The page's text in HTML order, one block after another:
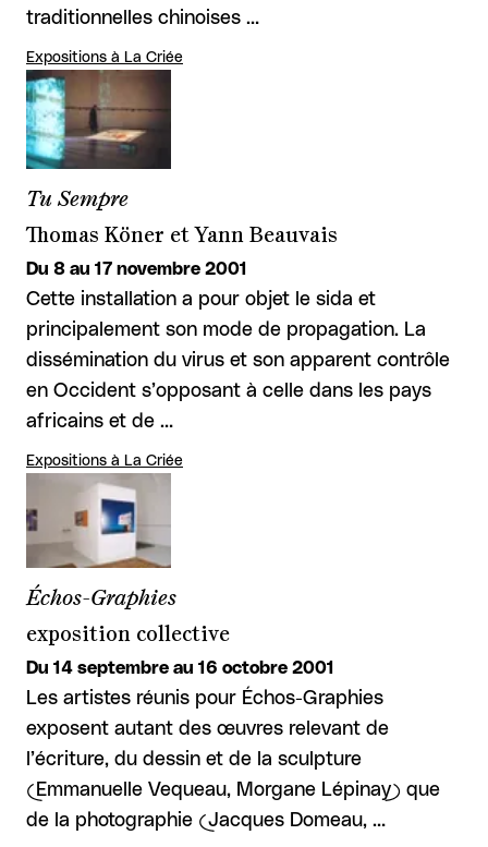
traditionnelles chinoises …
Expositions à La Criée
Tu Sempre
Thomas Köner et Yann Beauvais
Du 8 au 17 novembre 2001
Cette installation a pour objet le sida et
principalement son mode de propagation. La
dissémination du virus et son apparent contrôle
en Occident s’opposant à celle dans les pays
africains et de …
Expositions à La Criée
Échos-Graphies
exposition collective
Du 14 septembre au 16 octobre 2001
Les artistes réunis pour Échos-Graphies
exposent autant des œuvres relevant de
l’écriture, du dessin et de la sculpture
(Emmanuelle Vequeau, Morgane Lépinay) que
de la photographie (Jacques Domeau, …